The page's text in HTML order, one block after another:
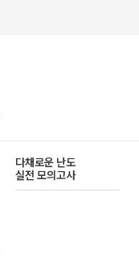
다채로운 난도
실전 모의고사